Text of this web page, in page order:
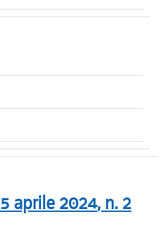
5 aprile 2024, n. 2